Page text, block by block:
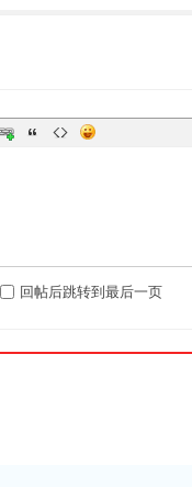
回帖后跳转到最后一页